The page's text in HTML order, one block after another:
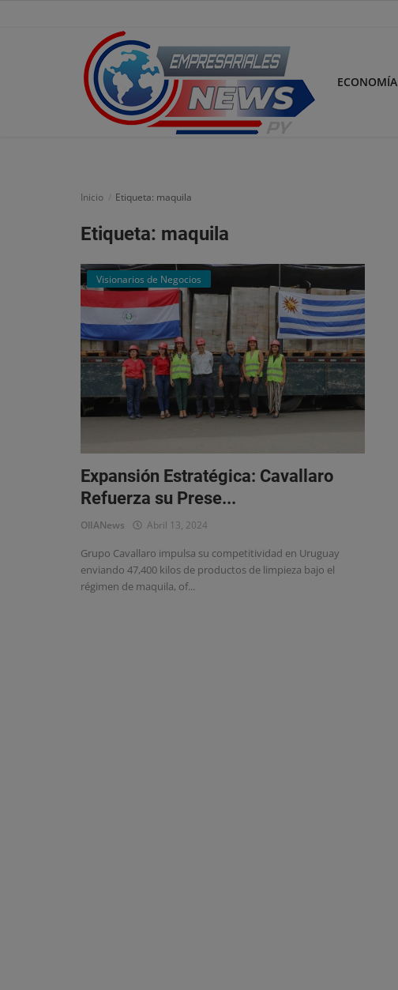
ECONOMÍA
Inicio Etiqueta: maquila
Etiqueta: maquila
Visionarios de Negocios
Expansión Estratégica: Cavallaro
Refuerza su Prese...
OlIANews Abril 13, 2024
Grupo Cavallaro impulsa su competitividad en Uruguay
enviando 47,400 kilos de productos de limpieza bajo el
régimen de maquila, of...